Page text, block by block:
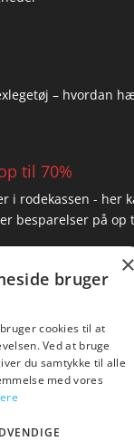
– hvordan
til 70%
i rodekassen - her
besparelser på op
7876 8672
hej@amare.dk
×
bruger
cookies til at
Ved at bruge
du samtykke til alle
med vores